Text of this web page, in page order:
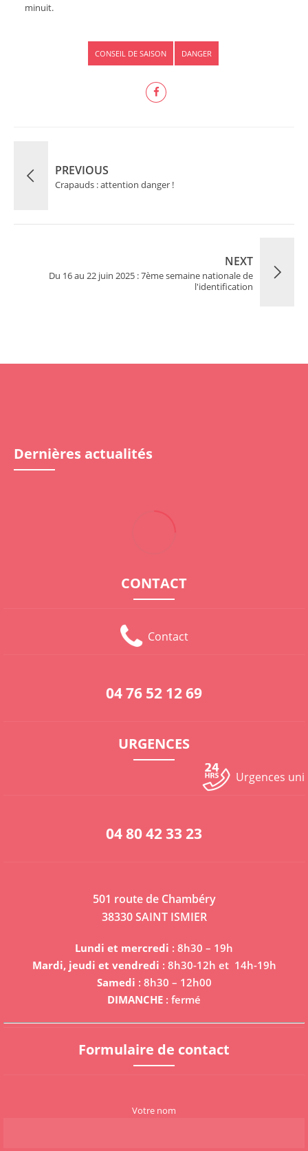
minuit.
CONSEIL DE SAISON DANGER
PREVIOUS
Crapauds : attention danger !
NEXT
Du 16 au 22 juin 2025 : 7ème semaine nationale de
l'identification
Dernières actualités
CONTACT
Contact
04 76 52 12 69
URGENCES
Urgences
04 80 42 33 23
501 route de Chambéry
38330 SAINT ISMIER
Lundi et mercredi : 8h30 – 19h
Mardi, jeudi et vendredi : 8h30-12h et 14h-19h
Samedi : 8h30 – 12h00
DIMANCHE : fermé
Formulaire de contact
Votre nom